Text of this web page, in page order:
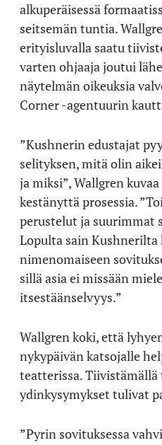
alkuperäisessä
seitsemän tuntia.
erityisluvalla saatu
varten ohjaaja joutui
näytelmän oikeuksia
Corner -agentuurin
”Kushnerin edustajat
selityksen, mitä olin
ja miksi”, Wallgren
kestänyttä prosessia.
perustelut ja suurimmat
Lopulta sain
nimenomaiseen
sillä asia ei missään
itsestäänselvyys.”
Wallgren koki, että
nykypäivän katsojalle
teatterissa. Tiivistämällä
ydinkysymykset tulivat
”Pyrin sovituksessa